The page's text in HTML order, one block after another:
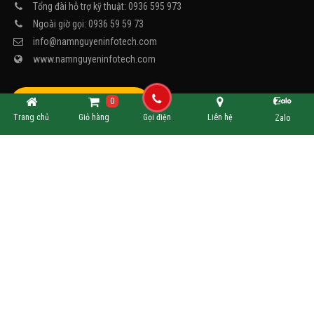
Tổng đài hỗ trợ kỹ thuật: 0936 595 973
Ngoài giờ gọi: 0936 59 59 73
info@namnguyeninfotech.com
www.namnguyeninfotech.com
Thêm vào màn hình chính
GỌI NGAY HOTLINE ĐẶT HÀNG ONLINE
Trang chủ Giỏ hàng
0
Gọi điện
Liên hệ Zalo